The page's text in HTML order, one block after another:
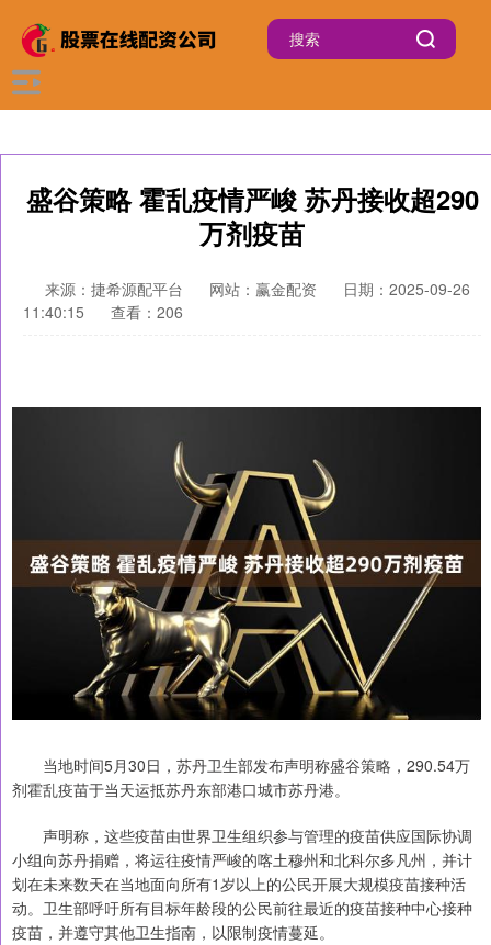
盛谷策略 霍乱疫情严峻 苏丹接收超290
万剂疫苗
来源：捷希源配平台 网站：赢金配资
日期：2025-09-26
11:40:15
查看：206
当地时间5月30日，苏丹卫生部发布声明称盛谷策略，290.54万
剂霍乱疫苗于当天运抵苏丹东部港口城市苏丹港。
声明称，这些疫苗由世界卫生组织参与管理的疫苗供应国际协调
小组向苏丹捐赠，将运往疫情严峻的喀土穆州和北科尔多凡州，并计
划在未来数天在当地面向所有1岁以上的公民开展大规模疫苗接种活
动。卫生部呼吁所有目标年龄段的公民前往最近的疫苗接种中心接种
疫苗，并遵守其他卫生指南，以限制疫情蔓延。